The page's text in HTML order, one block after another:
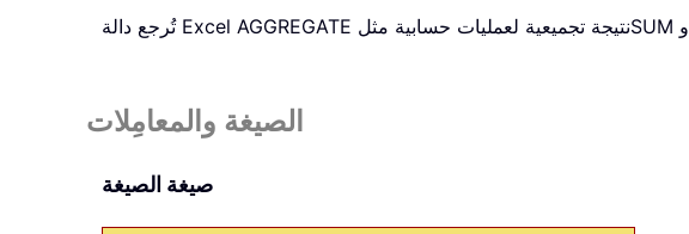
تُرجع دالة Excel AGGREGATE نتيجة تجميعية لعمليات حسابية مثلSUM و
الصيغة والمعامِلات
صيغة الصيغة